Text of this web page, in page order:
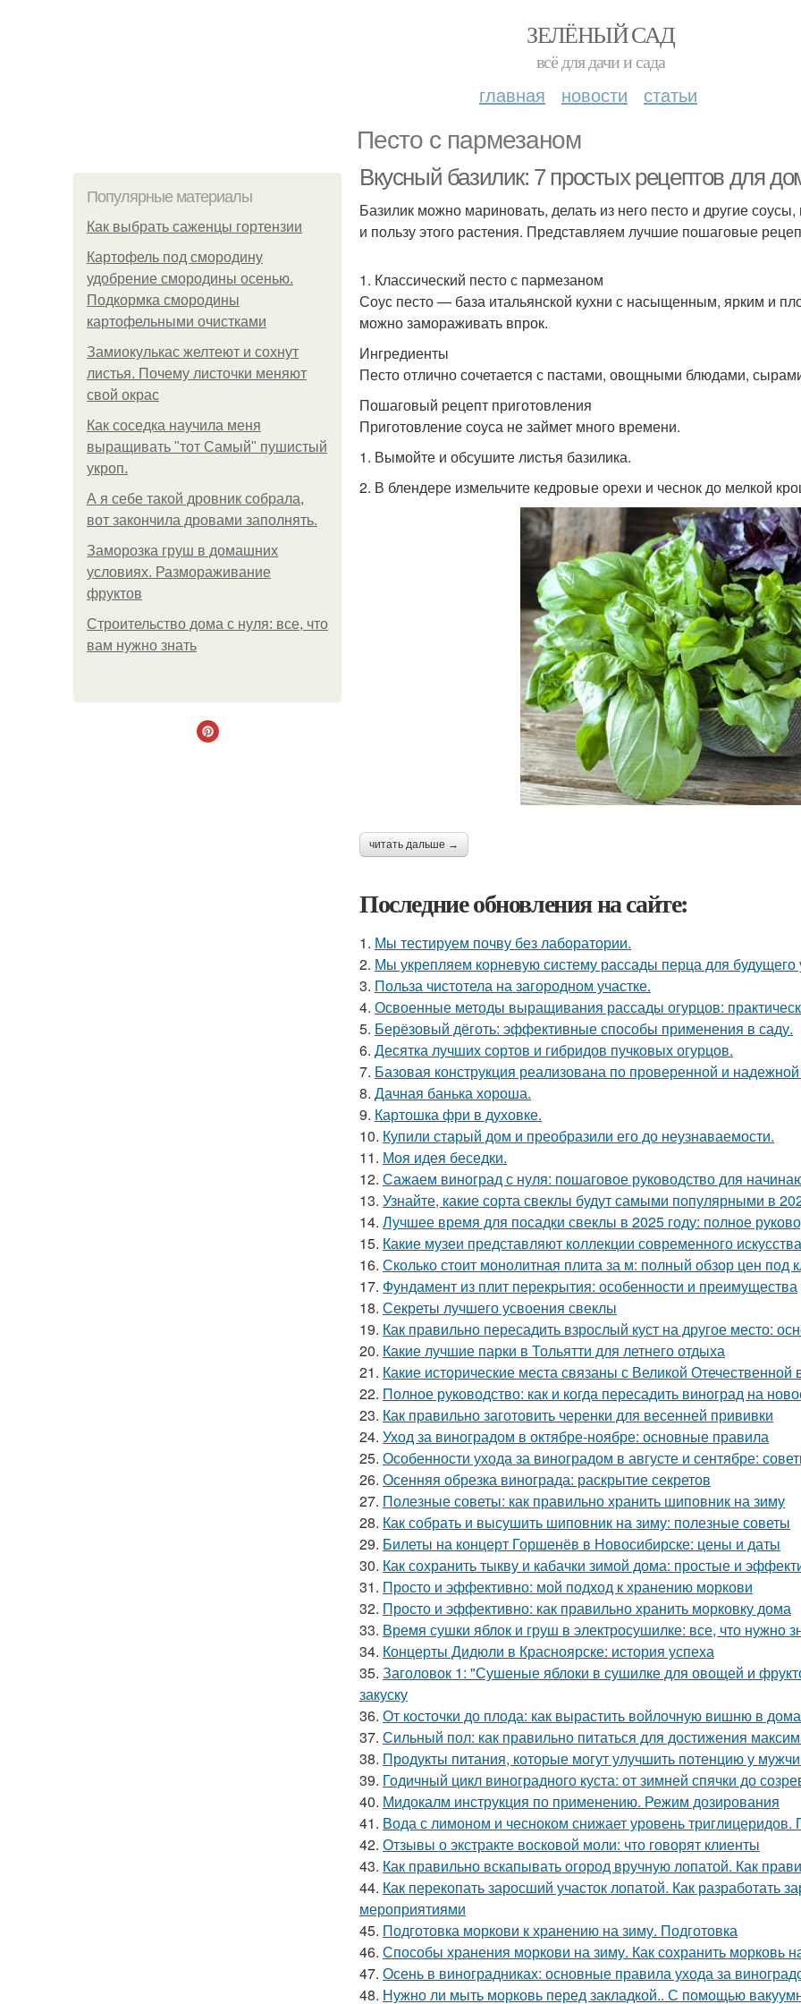
ЗЕЛЁНЫЙ САД
всё для дачи и сада
главная новости статьи
Песто с пармезаном
Популярные материалы
Как выбрать саженцы гортензии
Картофель под смородину
удобрение смородины осенью.
Подкормка смородины
картофельными очистками
Замиокулькас желтеют и сохнут
листья. Почему листочки меняют
свой окрас
Как соседка научила меня
выращивать "тот Самый" пушистый
укроп.
А я себе такой дровник собрала,
вот закончила дровами заполнять.
Заморозка груш в домашних
условиях. Размораживание
фруктов
Строительство дома с нуля: все, что
вам нужно знать
Вкусный базилик: 7 простых рецептов для
Базилик можно мариновать, делать из него песто и другие
и пользу этого растения. Представляем лучшие пошаговые
1. Классический песто с пармезаном
Соус песто — база итальянской кухни с насыщенным, ярким и
можно замораживать впрок.
Ингредиенты
Песто отлично сочетается с пастами, овощными блюдами,
Пошаговый рецепт приготовления
Приготовление соуса не займет много времени.
1. Вымойте и обсушите листья базилика.
2. В блендере измельчите кедровые орехи и чеснок до мелкой
читать дальше →
Последние обновления на сайте:
1. Мы тестируем почву без лаборатории.
2. Мы укрепляем корневую систему рассады перца для будущего
3. Польза чистотела на загородном участке.
4. Освоенные методы выращивания рассады огурцов:
5. Берёзовый дёготь: эффективные способы применения в саду.
6. Десятка лучших сортов и гибридов пучковых огурцов.
7. Базовая конструкция реализована по проверенной и
8. Дачная банька хороша.
9. Картошка фри в духовке.
10. Купили старый дом и преобразили его до неузнаваемости.
11. Моя идея беседки.
12. Сажаем виноград с нуля: пошаговое руководство для
13. Узнайте, какие сорта свеклы будут самыми популярными в
14. Лучшее время для посадки свеклы в 2025 году: полное
15. Какие музеи представляют коллекции современного искусства
16. Сколько стоит монолитная плита за м: полный обзор цен под
17. Фундамент из плит перекрытия: особенности и преимущества
18. Секреты лучшего усвоения свеклы
19. Как правильно пересадить взрослый куст на другое место:
20. Какие лучшие парки в Тольятти для летнего отдыха
21. Какие исторические места связаны с Великой Отечественной
22. Полное руководство: как и когда пересадить виноград на
23. Как правильно заготовить черенки для весенней прививки
24. Уход за виноградом в октябре-ноябре: основные правила
25. Особенности ухода за виноградом в августе и сентябре:
26. Осенняя обрезка винограда: раскрытие секретов
27. Полезные советы: как правильно хранить шиповник на зиму
28. Как собрать и высушить шиповник на зиму: полезные советы
29. Билеты на концерт Горшенёв в Новосибирске: цены и даты
30. Как сохранить тыкву и кабачки зимой дома: простые и
31. Просто и эффективно: мой подход к хранению моркови
32. Просто и эффективно: как правильно хранить морковку дома
33. Время сушки яблок и груш в электросушилке: все, что нужно
34. Концерты Дидюли в Красноярске: история успеха
35. Заголовок 1: "Сушеные яблоки в сушилке для овощей и
закуску
36. От косточки до плода: как вырастить войлочную вишню в
37. Сильный пол: как правильно питаться для достижения
38. Продукты питания, которые могут улучшить потенцию у
39. Годичный цикл виноградного куста: от зимней спячки до
40. Мидокалм инструкция по применению. Режим дозирования
41. Вода с лимоном и чесноком снижает уровень триглицеридов.
42. Отзывы о экстракте восковой моли: что говорят клиенты
43. Как правильно вскапывать огород вручную лопатой. Как
44. Как перекопать заросший участок лопатой. Как разработать
мероприятиями
45. Подготовка моркови к хранению на зиму. Подготовка
46. Способы хранения моркови на зиму. Как сохранить морковь
47. Осень в виноградниках: основные правила ухода за
48. Нужно ли мыть морковь перед закладкой.. С помощью